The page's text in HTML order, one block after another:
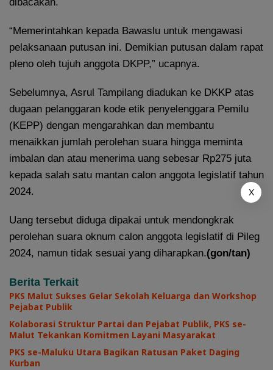
dibacakan.
“Memerintahkan kepada Bawaslu untuk mengawasi
pelaksanaan putusan ini. Demikian putusan dalam rapat
pleno oleh tujuh anggota DKPP,” ucapnya.
Sebelumnya, Asrul Tampilang diadukan ke DKKP atas
dugaan pelanggaran kode etik penyelenggara Pemilu
(KEPP) dengan mengarahkan dan membantu
menaikkan jumlah perolehan suara hingga meminta
imbalan dan atau menerima uang sebesar Rp275 juta
kepada salah satu mantan calon anggota legislatif tahun
2024.
Uang tersebut diduga dipakai untuk mendongkrak
perolehan suara oknum calon anggota legislatif di Pileg
2024, namun tidak sesuai yang diharapkan.(gon/tan)
Berita Terkait
PKS Malut Sukses Gelar Sekolah Keluarga dan Workshop
Pejabat Publik
Kolaborasi Struktur Partai dan Pejabat Publik, PKS se-
Malut Tekankan Komitmen Layani Masyarakat
PKS se-Maluku Utara Bagikan Ratusan Paket Daging
Kurban
X